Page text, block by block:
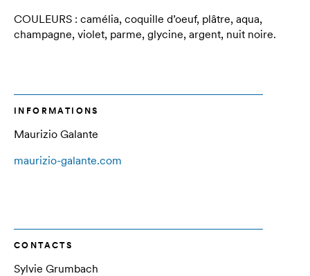
COULEURS : camélia, coquille d’oeuf, plâtre, aqua,
champagne, violet, parme, glycine, argent, nuit noire.
INFORMATIONS
Maurizio Galante
maurizio-galante.com
CONTACTS
Sylvie Grumbach